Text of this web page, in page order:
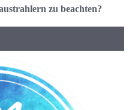
zu beachten?